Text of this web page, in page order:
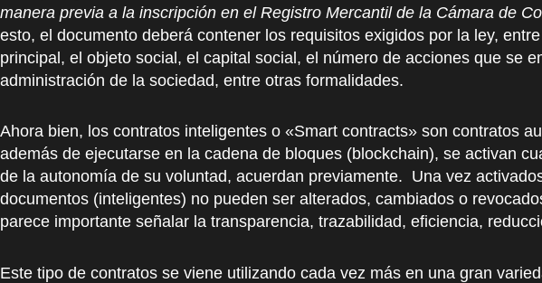
manera previa a la inscripción en el Registro Mercantil de la Cámara de
esto, el documento deberá contener los requisitos exigidos por la ley,
principal, el objeto social, el capital social, el número de acciones que se
administración de la sociedad, entre otras formalidades.
Ahora bien, los contratos inteligentes o «Smart contracts» son contratos
además de ejecutarse en la cadena de bloques (blockchain), se activan
de la autonomía de su voluntad, acuerdan previamente. Una vez
documentos (inteligentes) no pueden ser alterados, cambiados o
parece importante señalar la transparencia, trazabilidad, eficiencia,
Este tipo de contratos se viene utilizando cada vez más en una gran